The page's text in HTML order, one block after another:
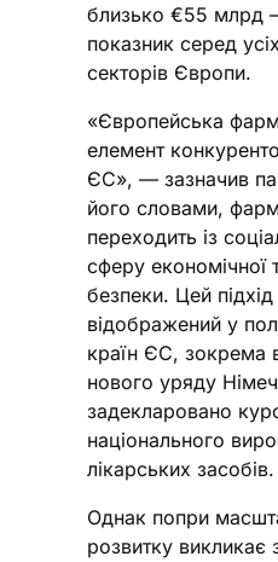
близько €55 млрд
показник серед
секторів Європи.
«Європейська
елемент
ЄС», — зазначив
його словами,
переходить із
сферу економічної
безпеки. Цей
відображений у
країн ЄС, зокрема в
нового уряду
задекларовано
національного
лікарських засобів.
Однак попри
розвитку викликає